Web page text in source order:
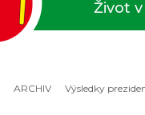
ARCHIV
Život